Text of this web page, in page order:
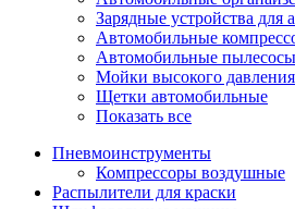
Зарядные устройства для
Автомобильные
Автомобильные пылесосы
Мойки высокого давления
Щетки автомобильные
Показать все
Пневмоинструменты
Компрессоры воздушные
Распылители для краски